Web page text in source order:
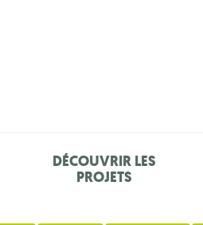
DÉCOUVRIR LES
PROJETS